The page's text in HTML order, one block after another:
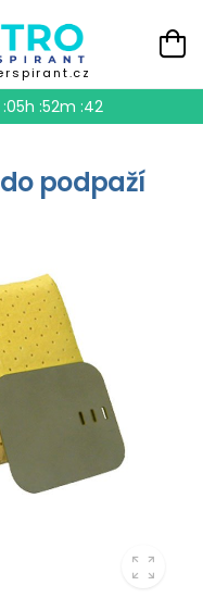
:05h :52m :41
podpaží